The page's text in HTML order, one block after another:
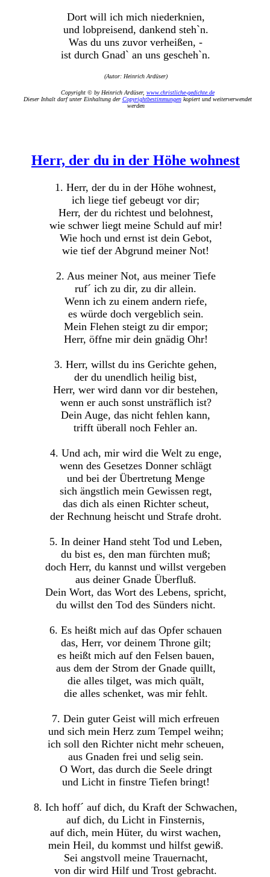
Dort will ich mich niederknien,
und lobpreisend, dankend steh`n.
Was du uns zuvor verheißen, -
ist durch Gnad` an uns gescheh`n.
(Autor: Heinrich Ardüser)
Copyright © by Heinrich Ardüser, www.christliche-gedichte.de
Dieser Inhalt darf unter Einhaltung der Copyrightbestimmungenkopiert und weiterverwendet
werden
Herr, der du in der Höhe wohnest
1. Herr, der du in der Höhe wohnest,
ich liege tief gebeugt vor dir;
Herr, der du richtest und belohnest,
wie schwer liegt meine Schuld auf mir!
Wie hoch und ernst ist dein Gebot,
wie tief der Abgrund meiner Not!
2. Aus meiner Not, aus meiner Tiefe
ruf´ ich zu dir, zu dir allein.
Wenn ich zu einem andern riefe,
es würde doch vergeblich sein.
Mein Flehen steigt zu dir empor;
Herr, öffne mir dein gnädig Ohr!
3. Herr, willst du ins Gerichte gehen,
der du unendlich heilig bist,
Herr, wer wird dann vor dir bestehen,
wenn er auch sonst unsträflich ist?
Dein Auge, das nicht fehlen kann,
trifft überall noch Fehler an.
4. Und ach, mir wird die Welt zu enge,
wenn des Gesetzes Donner schlägt
und bei der Übertretung Menge
sich ängstlich mein Gewissen regt,
das dich als einen Richter scheut,
der Rechnung heischt und Strafe droht.
5. In deiner Hand steht Tod und Leben,
du bist es, den man fürchten muß;
doch Herr, du kannst und willst vergeben
aus deiner Gnade Überfluß.
Dein Wort, das Wort des Lebens, spricht,
du willst den Tod des Sünders nicht.
6. Es heißt mich auf das Opfer schauen
das, Herr, vor deinem Throne gilt;
es heißt mich auf den Felsen bauen,
aus dem der Strom der Gnade quillt,
die alles tilget, was mich quält,
die alles schenket, was mir fehlt.
7. Dein guter Geist will mich erfreuen
und sich mein Herz zum Tempel weihn;
ich soll den Richter nicht mehr scheuen,
aus Gnaden frei und selig sein.
O Wort, das durch die Seele dringt
und Licht in finstre Tiefen bringt!
8. Ich hoff´ auf dich, du Kraft der Schwachen,
auf dich, du Licht in Finsternis,
auf dich, mein Hüter, du wirst wachen,
mein Heil, du kommst und hilfst gewiß.
Sei angstvoll meine Trauernacht,
von dir wird Hilf und Trost gebracht.